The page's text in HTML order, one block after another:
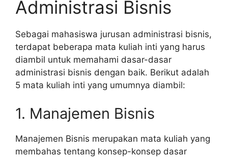
Administrasi Bisnis
Sebagai mahasiswa jurusan administrasi bisnis,
terdapat beberapa mata kuliah inti yang harus
diambil untuk memahami dasar-dasar
administrasi bisnis dengan baik. Berikut adalah
5 mata kuliah inti yang umumnya diambil:
1. Manajemen Bisnis
Manajemen Bisnis merupakan mata kuliah yang
membahas tentang konsep-konsep dasar